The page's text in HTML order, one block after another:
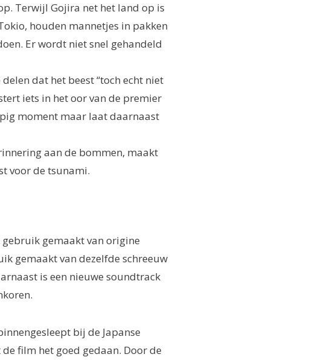
Terwijl Gojira net het land op is
houden mannetjes in pakken
Er wordt niet snel gehandeld
dat het beest “toch echt niet
iets in het oor van de premier
moment maar laat daarnaast
aan de bommen, maakt
voor de tsunami.
gemaakt van origine
gemaakt van dezelfde schreeuw
is een nieuwe soundtrack
bij de Japanse
film het goed gedaan. Door de